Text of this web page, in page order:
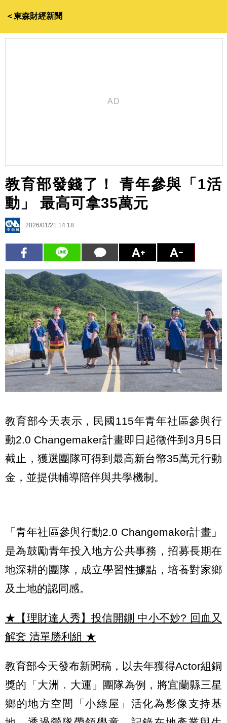
＜東森財經新聞
教育部發錢了！ 青年參與「1活
動」 最高可拿35萬元
2026/01/21 14:18
教育部今天表示，民國115年青年社區參與行
動2.0 Changemaker計畫即日起徵件到3月5日
截止，獲選團隊可得到最高新台幣35萬元行動
金，並提供輔導陪伴與共學機制。
「青年社區參與行動2.0 Changemaker計畫」
是為鼓勵青年投入地方公共事務，招募長期在
地深耕的團隊，成立學習性據點，培養對家鄉
及土地的認同感。
★【理財達人秀】投信開鍘 中小不妙? 回血又
解套 清單勝利組 ★
教育部今天發布新聞稿，以去年獲得Actor組銅
獎的「大洲．大運」團隊為例，將宜蘭縣三星
鄉的地方空間「小綠屋」活化為影像支持基